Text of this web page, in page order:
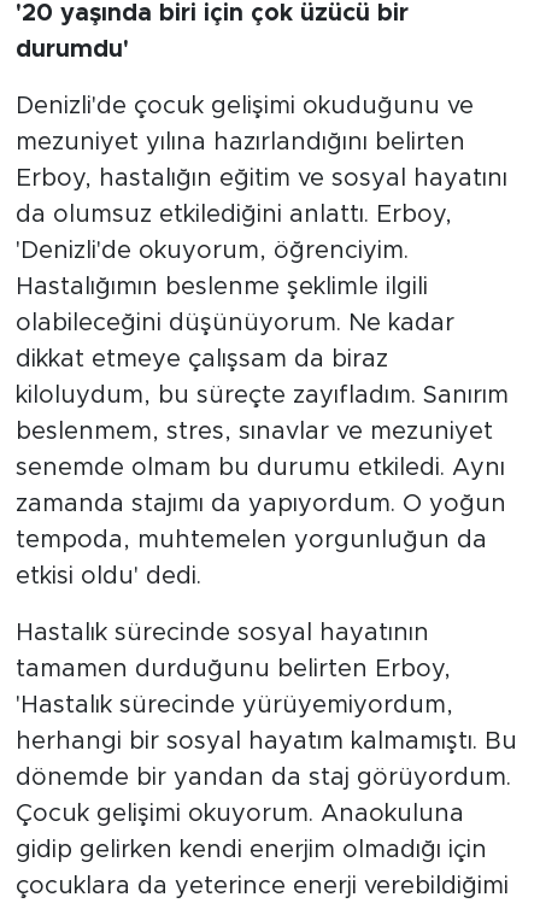
'20 yaşında biri için çok üzücü bir
durumdu'
Denizli'de çocuk gelişimi okuduğunu ve
mezuniyet yılına hazırlandığını belirten
Erboy, hastalığın eğitim ve sosyal hayatını
da olumsuz etkilediğini anlattı. Erboy,
'Denizli'de okuyorum, öğrenciyim.
Hastalığımın beslenme şeklimle ilgili
olabileceğini düşünüyorum. Ne kadar
dikkat etmeye çalışsam da biraz
kiloluydum, bu süreçte zayıfladım. Sanırım
beslenmem, stres, sınavlar ve mezuniyet
senemde olmam bu durumu etkiledi. Aynı
zamanda stajımı da yapıyordum. O yoğun
tempoda, muhtemelen yorgunluğun da
etkisi oldu' dedi.
Hastalık sürecinde sosyal hayatının
tamamen durduğunu belirten Erboy,
'Hastalık sürecinde yürüyemiyordum,
herhangi bir sosyal hayatım kalmamıştı. Bu
dönemde bir yandan da staj görüyordum.
Çocuk gelişimi okuyorum. Anaokuluna
gidip gelirken kendi enerjim olmadığı için
çocuklara da yeterince enerji verebildiğimi